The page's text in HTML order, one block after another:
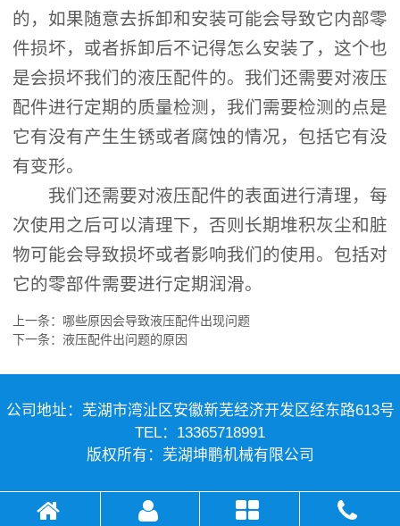
的，如果随意去拆卸和安装可能会导致它内部零
件损坏，或者拆卸后不记得怎么安装了，这个也
是会损坏我们的液压配件的。我们还需要对液压
配件进行定期的质量检测，我们需要检测的点是
它有没有产生生锈或者腐蚀的情况，包括它有没
有变形。
我们还需要对液压配件的表面进行清理，每
次使用之后可以清理下，否则长期堆积灰尘和脏
物可能会导致损坏或者影响我们的使用。包括对
它的零部件需要进行定期润滑。
上一条： 哪些原因会导致液压配件出现问题
下一条： 液压配件出问题的原因
公司地址：芜湖市湾沚区安徽新芜经济开发区经东路613号
TEL：13365718991
版权所有：芜湖坤鹏机械有限公司